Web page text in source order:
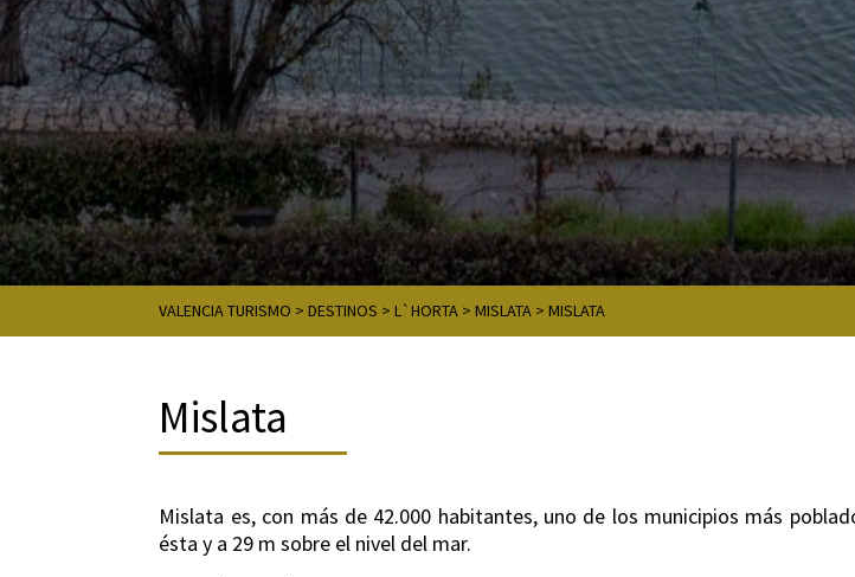
VALENCIA TURISMO >DESTINOS >L`HORTA >MISLATA >MISLATA
Mislata
Mislata es, con más de 42.000 habitantes, uno de los municipios más
ésta y a 29 m sobre el nivel del mar.